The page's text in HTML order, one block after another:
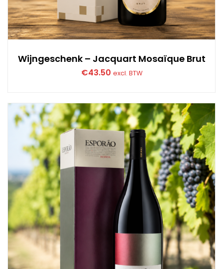
Wijngeschenk – Jacquart Mosaïque Brut
€43.50 excl. BTW